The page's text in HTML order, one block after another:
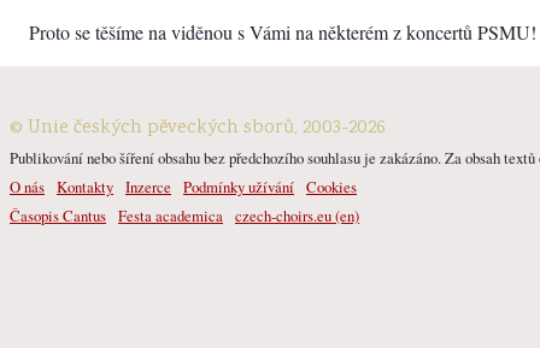
Proto se těšíme na viděnou s Vámi na některém z koncertů PSMU!
© Unie českých pěveckých sborů, 2003-2026
Publikování nebo šíření obsahu bez předchozího souhlasu je zakázáno. Za obsah
O nás Kontakty Inzerce Podmínky užívání Cookies
Časopis Cantus Festa academica czech-choirs.eu (en)